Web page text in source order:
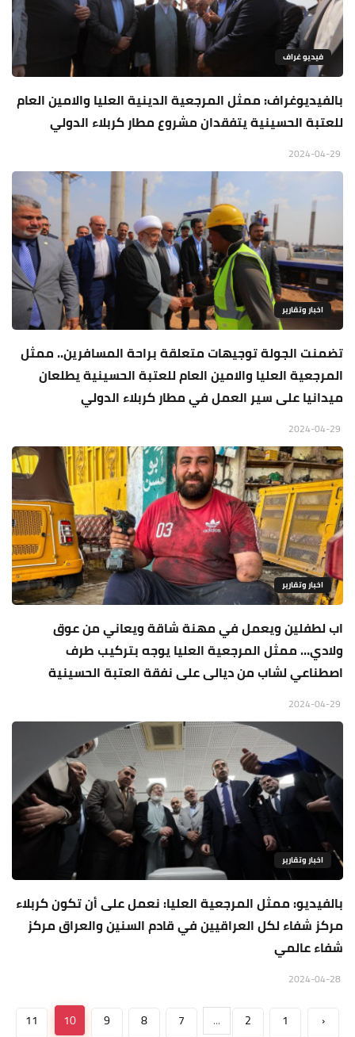
فيديو غراف
بالفيديوغراف: ممثل المرجعية الدينية العليا والامين العام
للعتبة الحسينية يتفقدان مشروع مطار كربلاء الدولي
اخبار وتقارير
تضمنت الجولة توجيهات متعلقة براحة المسافرين.. ممثل
المرجعية العليا والامين العام للعتبة الحسينية يطلعان
ميدانيا على سير العمل في مطار كربلاء الدولي
اخبار وتقارير
اب لطفلين ويعمل في مهنة شاقة ويعاني من عوق
ولادي… ممثل المرجعية العليا يوجه بتركيب طرف
اصطناعي لشاب من ديالى على نفقة العتبة الحسينية
اخبار وتقارير
بالفيديو: ممثل المرجعية العليا: نعمل على أن تكون كربلاء
مركز شفاء لكل العراقيين في قادم السنين والعراق مركز
شفاء عالمي
‹
1
2
...
7
8
9
10
11